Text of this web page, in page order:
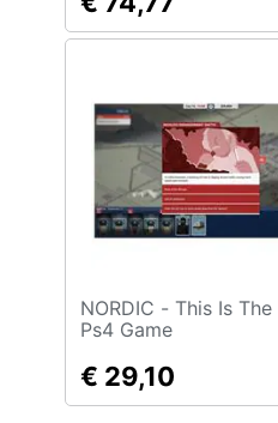
Casalinghi
Sport
Animali
Libri, cd e dvd
Promozioni
NORDIC - This Is The Police
Ps4 Game
€ 29,10